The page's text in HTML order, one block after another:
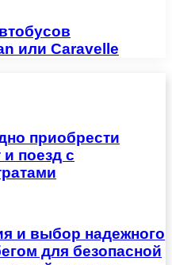
или Caravelle
приобрести
поезд с
и выбор надежного
для безопасной